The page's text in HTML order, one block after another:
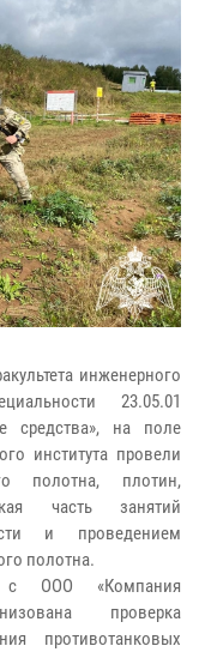
инженерного
23.05.01
средства», на поле
института провели
полотна, плотин,
часть занятий
и проведением
полотна.
с ООО «Компания
проверка
противотанковых